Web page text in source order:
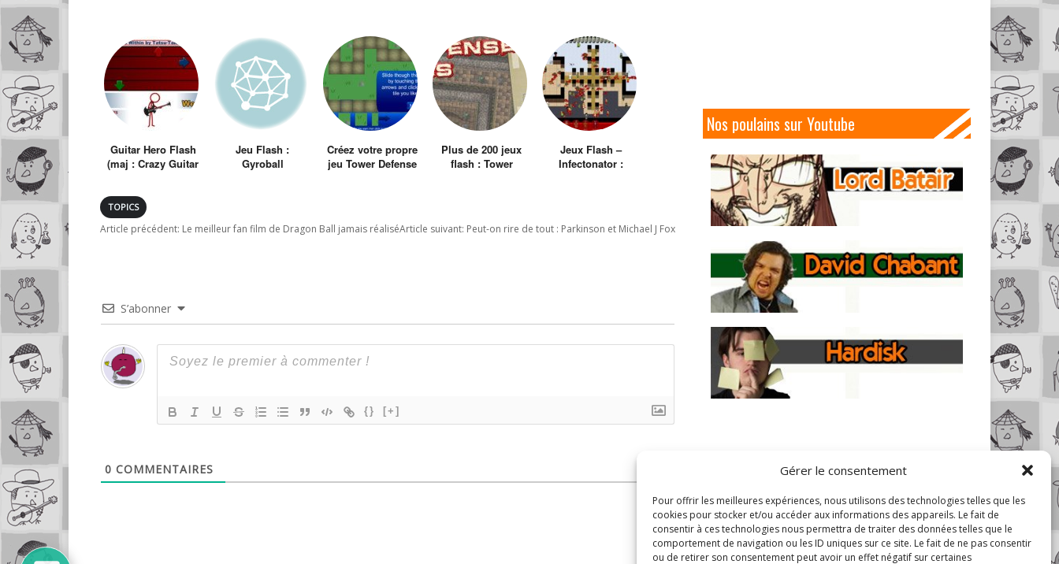
Gérer le consentement
Pour offrir les meilleures expériences, nous utilisons des technologies telles que les
cookies pour stocker et/ou accéder aux informations des appareils. Le fait de
consentir à ces technologies nous permettra de traiter des données telles que le
comportement de navigation ou les ID uniques sur ce site. Le fait de ne pas consentir
ou de retirer son consentement peut avoir un effet négatif sur certaines
Guitar Hero Flash
(maj : Crazy Guitar
Jeu Flash :
Gyroball
Créez votre propre
jeu Tower Defense
Plus de 200 jeux
flash : Tower
Jeux Flash –
Infectonator :
TOPICS
Article précédent: Le meilleur fan film de Dragon Ball jamais réaliséArticle suivant: Peut-on rire de tout : Parkinson et Michael J Fox
S’abonner
{} [+]
0 COMMENTAIRES
Nos poulains sur Youtube